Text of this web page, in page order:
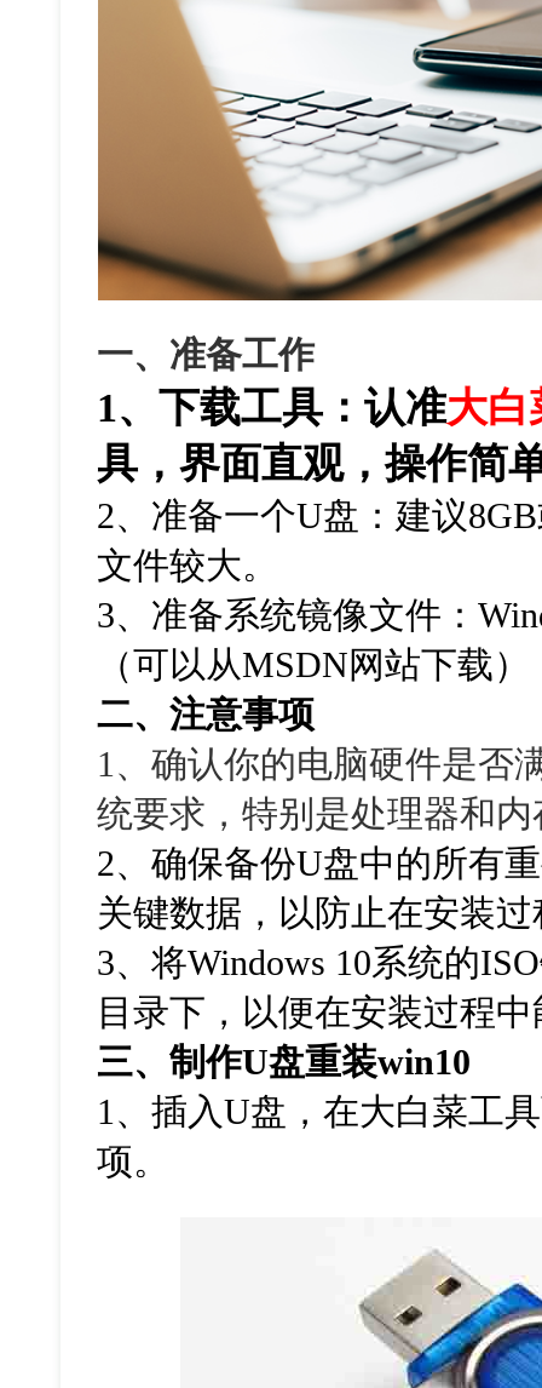
一、准备工作
1、下载工具：认准大白
具，界面直观，操作简
2、准备一个U盘：建议
文件较大。
3、准备系统镜像文件：
（可以从MSDN网站下载）
二、注意事项
1、确认你的电脑硬件是否
统要求，特别是处理器和
2、确保备份U盘中的所有
关键数据，以防止在安装
3、将Windows 10系统的
目录下，以便在安装过程
三、制作U盘重装win10
1、插入U盘，在大白菜工
项。